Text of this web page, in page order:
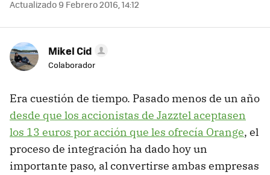
Actualizado 9 Febrero 2016, 14:12
Mikel Cid
Colaborador
Era cuestión de tiempo. Pasado menos de un año
desde que los accionistas de Jazztel aceptasen
los 13 euros por acción que les ofrecía Orange, el
proceso de integración ha dado hoy un
importante paso, al convertirse ambas empresas